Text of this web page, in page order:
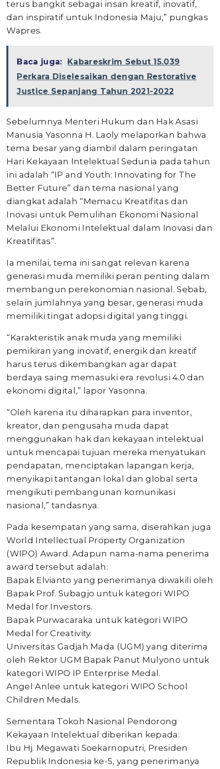
terus bangkit sebagai insan kreatif, inovatif,
dan inspiratif untuk Indonesia Maju,” pungkas
Wapres.
Baca juga:
Kabareskrim Sebut 15.039
Perkara Diselesaikan dengan Restorative
Justice Sepanjang Tahun 2021-2022
Sebelumnya Menteri Hukum dan Hak Asasi
Manusia Yasonna H. Laoly melaporkan bahwa
tema besar yang diambil dalam peringatan
Hari Kekayaan Intelektual Sedunia pada tahun
ini adalah “IP and Youth: Innovating for The
Better Future” dan tema nasional yang
diangkat adalah “Memacu Kreatifitas dan
Inovasi untuk Pemulihan Ekonomi Nasional
Melalui Ekonomi Intelektual dalam Inovasi dan
Kreatifitas”.
Ia menilai, tema ini sangat relevan karena
generasi muda memiliki peran penting dalam
membangun perekonomian nasional. Sebab,
selain jumlahnya yang besar, generasi muda
memiliki tingat adopsi digital yang tinggi.
“Karakteristik anak muda yang memiliki
pemikiran yang inovatif, energik dan kreatif
harus terus dikembangkan agar dapat
berdaya saing memasuki era revolusi 4.0 dan
ekonomi digital,” lapor Yasonna.
“Oleh karena itu diharapkan para inventor,
kreator, dan pengusaha muda dapat
menggunakan hak dan kekayaan intelektual
untuk mencapai tujuan mereka menyatukan
pendapatan, menciptakan lapangan kerja,
menyikapi tantangan lokal dan global serta
mengikuti pembangunan komunikasi
nasional,” tandasnya.
Pada kesempatan yang sama, diserahkan juga
World Intellectual Property Organization
(WIPO) Award. Adapun nama-nama penerima
award tersebut adalah:
Bapak Elvianto yang penerimanya diwakili oleh
Bapak Prof. Subagjo untuk kategori WIPO
Medal for Investors.
Bapak Purwacaraka untuk kategori WIPO
Medal for Creativity.
Universitas Gadjah Mada (UGM) yang diterima
oleh Rektor UGM Bapak Panut Mulyono untuk
kategori WIPO IP Enterprise Medal.
Angel Anlee untuk kategori WIPO School
Children Medals.
Sementara Tokoh Nasional Pendorong
Kekayaan Intelektual diberikan kepada:
Ibu Hj. Megawati Soekarnoputri, Presiden
Republik Indonesia ke-5, yang penerimanya